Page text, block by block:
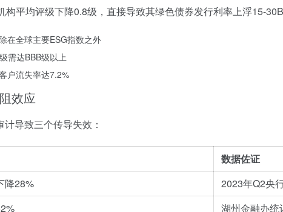
平均评级下降0.8级，直接导致其绿色债券发行利率上浮15-
在全球主要ESG指数之外
需达BBB级以上
户流失率达7.2%
效应
导致三个传导失效：
数据佐证
降28%
2023年Q2央
湖州金融办统